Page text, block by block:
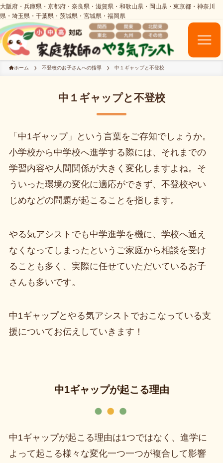
ホーム 不登校のお子さんへの指導 中１ギャップと不登校
中１ギャップと不登校
「中1ギャップ」という言葉をご存知でしょうか。
小学校から中学校へ進学する際には、それまでの
学習内容や人間関係が大きく変化しますよね。そ
ういった環境の変化に適応ができず、不登校やい
じめなどの問題が起こることを指します。
やる気アシストでも中学進学を機に、学校へ通え
なくなってしまったというご家庭から相談を受け
ることも多く、実際に任せていただいているお子
さんも多いです。
中1ギャップとやる気アシストでおこなっている支
援についてお伝えしていきます！
中1ギャップが起こる理由
中1ギャップが起こる理由は1つではなく、進学に
よって起こる様々な変化一つ一つが複合して影響